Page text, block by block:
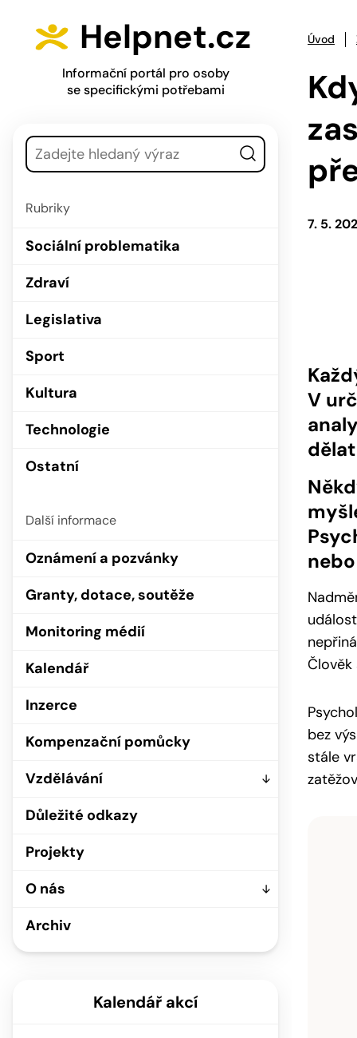
Helpnet.cz
Informační portál pro osoby
se specifickými potřebami
Rubriky
Sociální problematika
Zdraví
Legislativa
Sport
Kultura
Technologie
Ostatní
Další informace
Oznámení a pozvánky
Granty, dotace, soutěže
Monitoring médií
Kalendář
Inzerce
Kompenzační pomůcky
Vzdělávání
Důležité odkazy
Projekty
O nás
Archiv
Kalendář akcí
Úvod
7. 5.
V
bez
stále